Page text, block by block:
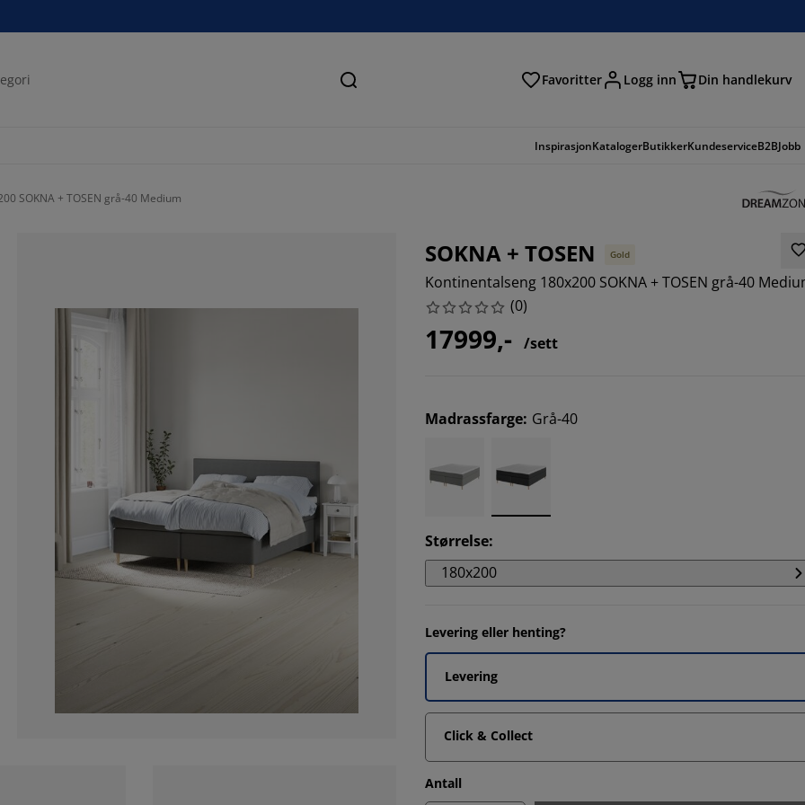
Søk Favoritter Logg inn Din handlekurv
InspirasjonKatalogerButikkerKundeserviceB2BJobb
SOKNA + TOSEN grå-40 Medium
SOKNA + TOSEN Gold
Kontinentalseng 180x200 SOKNA + TOSEN grå-40
(0)
17999,- /sett
Madrassfarge: Grå-40
Størrelse:
180x200
Levering eller henting?
Levering
Click & Collect
Antall